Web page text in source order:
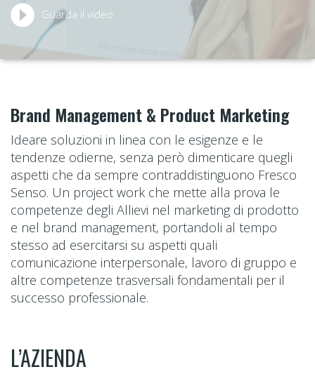
Guarda il video
Brand Management & Product Marketing
Ideare soluzioni in linea con le esigenze e le
tendenze odierne, senza però dimenticare quegli
aspetti che da sempre contraddistinguono Fresco
Senso. Un project work che mette alla prova le
competenze degli Allievi nel marketing di prodotto
e nel brand management, portandoli al tempo
stesso ad esercitarsi su aspetti quali
comunicazione interpersonale, lavoro di gruppo e
altre competenze trasversali fondamentali per il
successo professionale.
L’AZIENDA